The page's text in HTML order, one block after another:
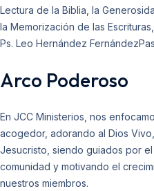
Lectura de la Biblia, la
la Memorización de las
Ps. Leo Hernández Fernández
Arco Poderoso
En JCC Ministerios, nos
acogedor, adorando al Dios
Jesucristo, siendo guiados por
comunidad y motivando el
nuestros miembros.